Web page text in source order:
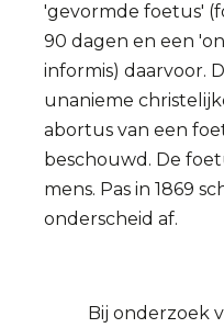
'gevormde foetus'
90 dagen en een
informis) daarvoor.
unanieme
abortus van een
beschouwd. De
mens. Pas in 1869
onderscheid af.
Bij onderzoek